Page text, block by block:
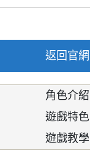
返回官網
角色介紹
遊戲特色
遊戲教學